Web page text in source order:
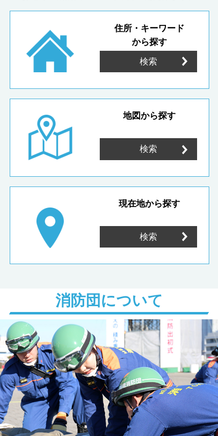
住所・キーワード
から探す
検索
地図から探す
検索
現在地から探す
検索
消防団について